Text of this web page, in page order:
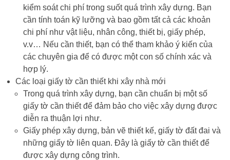
kiểm soát chi phí trong suốt quá trình xây dựng. Bạn
cần tính toán kỹ lưỡng và bao gồm tất cả các khoản
chi phí như vật liệu, nhân công, thiết bị, giấy phép,
v.v… Nếu cần thiết, bạn có thể tham khảo ý kiến của
các chuyên gia để có được một con số chính xác và
hợp lý.
Các loại giấy tờ cần thiết khi xây nhà mới
Trong quá trình xây dựng, bạn cần chuẩn bị một số
giấy tờ cần thiết để đảm bảo cho việc xây dựng được
diễn ra thuận lợi như.
Giấy phép xây dựng, bản vẽ thiết kế, giấy tờ đất đai và
những giấy tờ liên quan. Đây là giấy tờ cần thiết để
được xây dựng công trình.